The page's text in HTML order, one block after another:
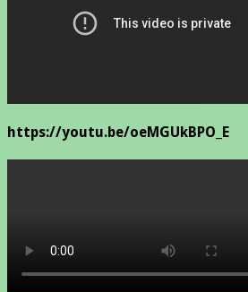
https://youtu.be/oeMGUkBPO_E